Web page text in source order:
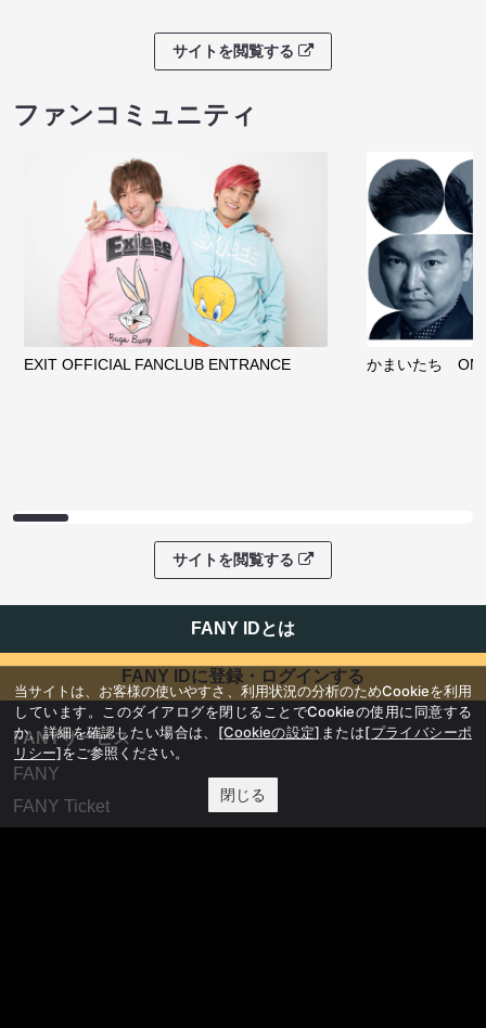
サイトを閲覧する
ファンコミュニティ
EXIT OFFICIAL FANCLUB ENTRANCE かまいたち
サイトを閲覧する
FANY IDとは
FANY IDに登録・ログインする
FANYサービス
FANY
FANY Ticket
当サイトは、お客様の使いやすさ、利用状況の分析のためCookieを利用
しています。このダイアログを閉じることでCookieの使用に同意する
か、詳細を確認したい場合は、 [Cookieの設定] または[プライバシーポ
リシー]をご参照ください。
閉じる